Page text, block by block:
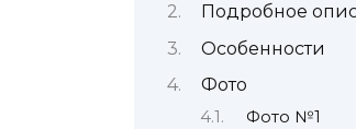
Подробное
Особенности
Фото
Фото №1